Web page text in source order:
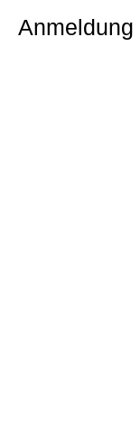
Anmeldung